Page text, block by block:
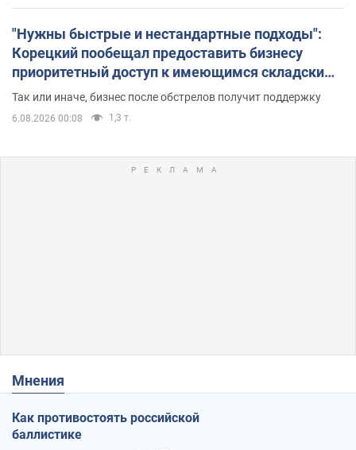
"Нужны быстрые и нестандартные подходы":
Корецкий пообещал предоставить бизнесу
приоритетный доступ к имеющимся складским
помещениям
Так или иначе, бизнес после обстрелов получит поддержку
6.08.2026 00:08 1,3 т.
Мнения
Как противостоять российской
баллистике